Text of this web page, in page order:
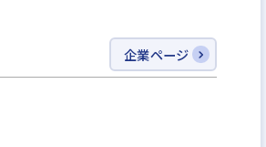
企業ページ